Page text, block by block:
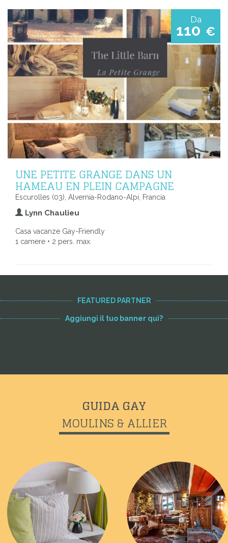
Da
110 €
UNE PETITE GRANGE DANS UN
HAMEAU EN PLEIN CAMPAGNE
Escurolles (03), Alvernia-Rodano-Alpi, Francia
Lynn Chaulieu
Casa vacanze Gay-Friendly
1 camere • 2 pers. max.
FEATURED PARTNER
Aggiungi il tuo banner qui?
GUIDA GAY
MOULINS & ALLIER